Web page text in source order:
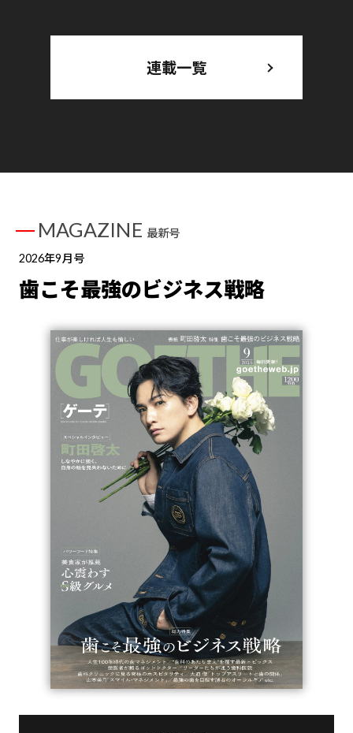
連載一覧
MAGAZINE 最新号
2026年9月号
歯こそ最強のビジネス戦略